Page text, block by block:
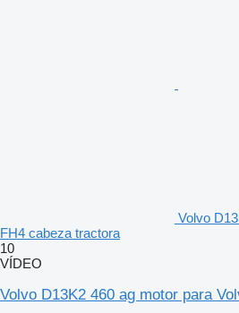
Volvo
FH4 cabeza tractora
10
VÍDEO
Volvo D13K2 460 ag motor para